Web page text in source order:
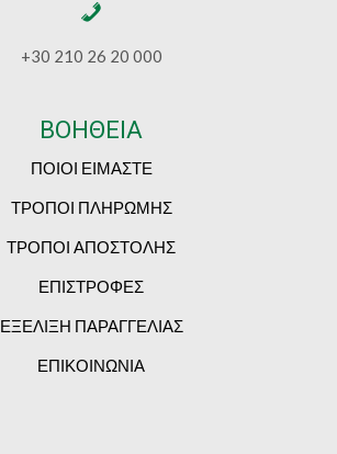
+30 210 26 20 000
ΒΟΗΘΕΙΑ
ΠΟΙΟΙ ΕΙΜΑΣΤΕ
ΤΡΟΠΟΙ ΠΛΗΡΩΜΗΣ
ΤΡΟΠΟΙ ΑΠΟΣΤΟΛΗΣ
ΕΠΙΣΤΡΟΦΕΣ
ΕΞΕΛΙΞΗ ΠΑΡΑΓΓΕΛΙΑΣ
ΕΠΙΚΟΙΝΩΝΙΑ